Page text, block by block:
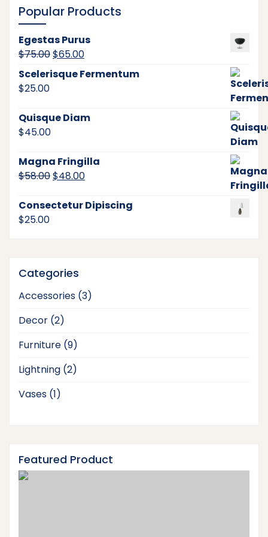
Popular Products
Egestas Purus
$75.00Original
was:
$65.00Current
price
Scelerisque Fermentum
$25.00
Quisque Diam
$45.00
Magna Fringilla
$58.00Original
was:
$48.00Current
is:
Consectetur Dipiscing
$25.00
Categories
Accessories 33
Decor 22
Furniture 99
Lightning 22
Vases 11
Featured Product